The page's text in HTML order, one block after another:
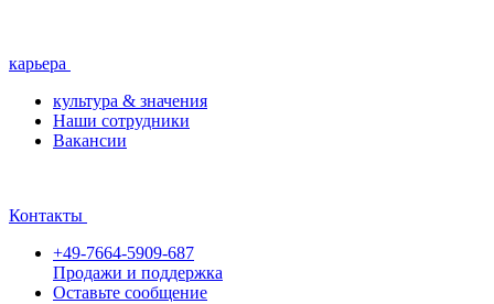
карьера
культура & значения
Наши сотрудники
Вакансии
Контакты
+49-7664-5909-687
Продажи и поддержка
Оставьте сообщение